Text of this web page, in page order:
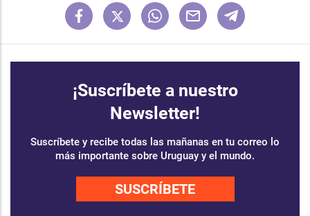
¡Suscríbete a nuestro
Newsletter!
Suscríbete y recibe todas las mañanas en tu correo lo
más importante sobre Uruguay y el mundo.
SUSCRÍBETE